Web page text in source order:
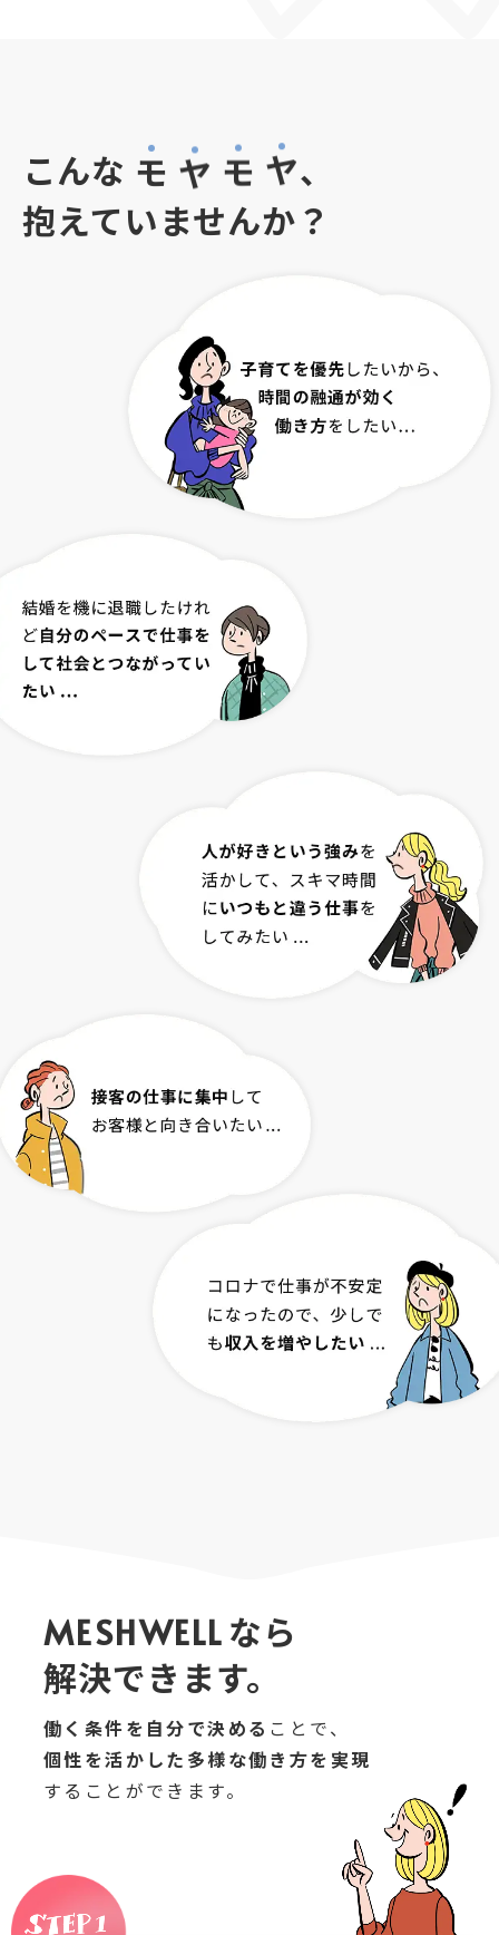
こんな モ ヤ モ ヤ、
抱えていませんか？
MESHWELLなら
解決できます。
働く条件を自分で決める ことで、
個性を活かした多様な働き方を実現
することができます。